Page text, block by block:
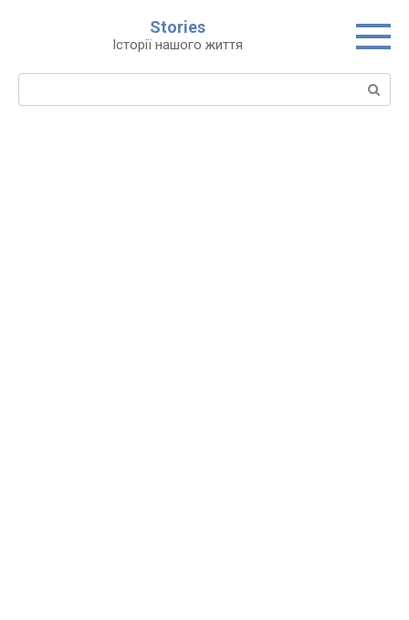
Stories
Історії нашого життя
Пошук: